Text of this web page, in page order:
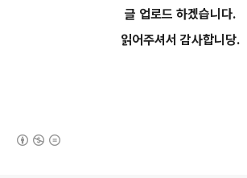
글 업로드 하겠습니다.
읽어주셔서 감사합니당.